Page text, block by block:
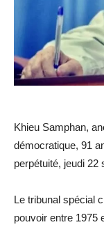
Khieu Samphan,
démocratique, 91
perpétuité, jeudi 22
Le tribunal spécial
pouvoir entre 1975